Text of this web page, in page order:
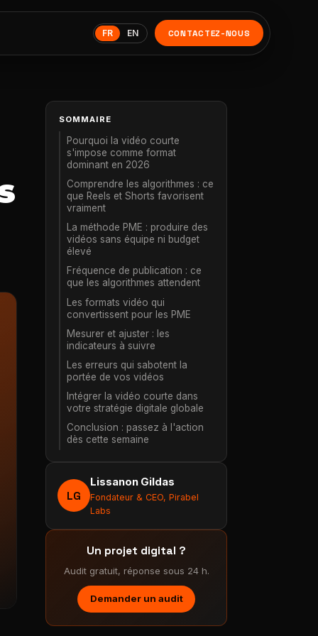
FR EN CONTACTEZ-NOUS
SOMMAIRE
Pourquoi la vidéo courte
s'impose comme format
dominant en 2026
Comprendre les algorithmes : ce
que Reels et Shorts favorisent
vraiment
La méthode PME : produire des
vidéos sans équipe ni budget
élevé
Fréquence de publication : ce
que les algorithmes attendent
Les formats vidéo qui
convertissent pour les PME
Mesurer et ajuster : les
indicateurs à suivre
Les erreurs qui sabotent la
portée de vos vidéos
Intégrer la vidéo courte dans
votre stratégie digitale globale
Conclusion : passez à l'action
dès cette semaine
LG
Lissanon Gildas
Fondateur & CEO, Pirabel
Labs
Un projet digital ?
Audit gratuit, réponse sous 24 h.
Demander un audit